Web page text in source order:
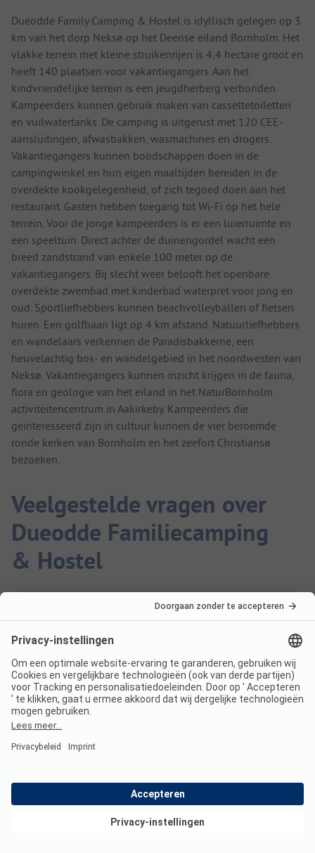
Dueodde Family Camping & Hostel is idyllisch gelegen op 3
km van het dorp Neksø op het Deense eiland Bornholm. Het
vlakke terrein met kleine struikenrijen is 4,4 hectare groot en
heeft 140 plaatsen voor vakantiegangers. Aan het
kindvriendelijke terrein is een jeugdherberg verbonden.
Kampeerders kunnen gebruik maken van cassettetoiletten
en vuilwatertanks. De camping is uitgerust met 120 CEE-
aansluitingen, afwasbakken, wasmachines en drogers.
Vakantiegangers kunnen boodschappen doen in de
campingwinkel en hun eigen maaltijden bereiden in de
overdekte kookgelegenheid, of zich tegoed doen aan het
restaurant. Gasten hebben toegang tot Wi-Fi op het hele
terrein. Voor de jonge kampeerders is er een luierruimte en
een speeltuin. Direct achter de duinengordel wacht een
breed zandstrand van enkele 100 meter op de
vakantiegangers. Bij slecht weer belooft het openbare
overdekte zwembad met kinderbad waterpret voor jong en
oud. Sportliefhebbers kunnen beachvolleyballen of fietsen
huren. Een golfbaan ligt op 4 km afstand. Natuurliefhebbers
en wandelaars verkennen de Paradisbakkerne, een
heuvelachtig bos- en wandelgebied in het noordwesten van
Neksø. Vakantiegangers kunnen inzicht krijgen in de fauna,
flora en geologie van het eiland in het NaturBornholm
activiteitencentrum in Aakirkeby. Kampeerders die
geïnteresseerd zijn in cultuur kunnen de vier beroemde
ronde kerken van Bornholm en het zeefort Christiansø
bezoeken.
Veelgestelde vragen over
Dueodde Familiecamping
& Hostel
Zijn honden toegestaan op
Dueodde Familiecamping &
Hostel?
Ja, honden zijn toegestaan op de camping.
Hoeveel kost een verblijf op
Dueodde Familiecamping &
Bekijk deals